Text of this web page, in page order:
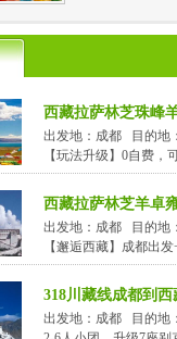
西藏拉萨林芝珠峰
出发地：成都 目的地
【玩法升级】0自费
西藏拉萨林芝羊卓
出发地：成都 目的地
【邂逅西藏】成都出
318川藏线成都到
出发地：成都 目的地